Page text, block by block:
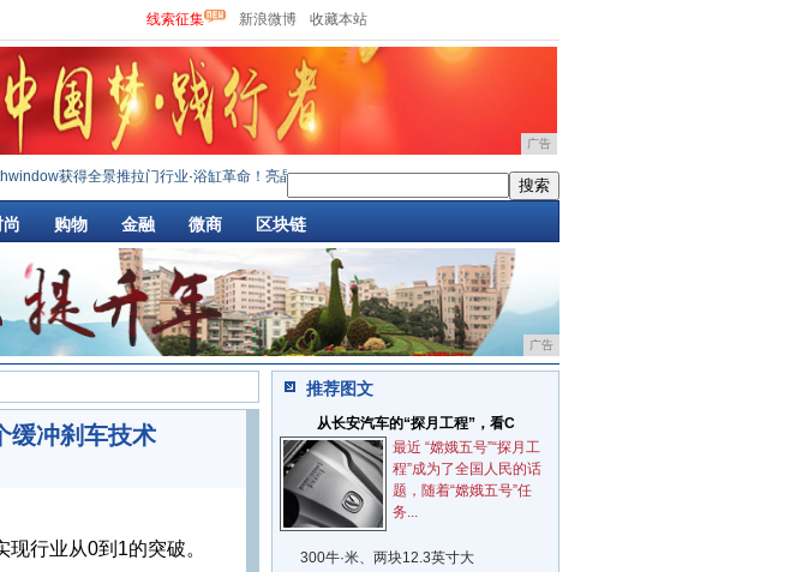
线索征集 新浪微博 收藏本站
广告
获得全景推拉门行业·浴缸革命！亮晶纯亚克力大理石纹板材暨高密度聚氨·新豪轩门窗再揽佛山“市长杯”创新奖
尚 购物 金融 微商 区块链
广告
缓冲刹车技术
行业从0到1的突破。
推荐图文
从长安汽车的“探月工程”，看C
最近 “嫦娥五号”“探月工
程”成为了全国人民的话
题，随着“嫦娥五号”任
务...
300牛·米、两块12.3英寸大